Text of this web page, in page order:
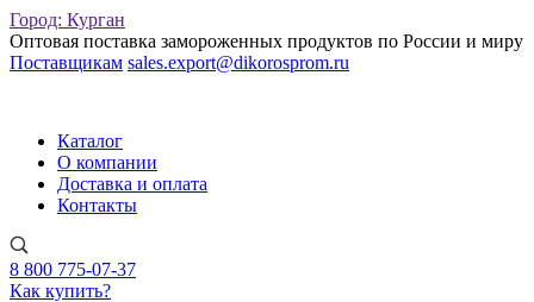
Город: Курган
Оптовая поставка замороженных продуктов по России и миру
Поставщикам sales.export@dikorosprom.ru
Каталог
О компании
Доставка и оплата
Контакты
8 800 775-07-37
Как купить?